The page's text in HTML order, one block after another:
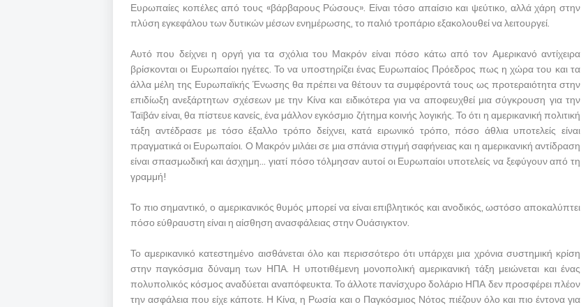
Ευρωπαίες κοπέλες από τους «βάρβαρους Ρώσους». Είναι τόσο απαίσιο και ψεύτικο, αλλά χάρη στην
πλύση εγκεφάλου των δυτικών μέσων ενημέρωσης, το παλιό τροπάριο εξακολουθεί να λειτουργεί.
Αυτό που δείχνει η οργή για τα σχόλια του Μακρόν είναι πόσο κάτω από τον Αμερικανό αντίχειρα
βρίσκονται οι Ευρωπαίοι ηγέτες. Το να υποστηρίζει ένας Ευρωπαίος Πρόεδρος πως η χώρα του και τα
άλλα μέλη της Ευρωπαϊκής Ένωσης θα πρέπει να θέτουν τα συμφέροντά τους ως προτεραιότητα στην
επιδίωξη ανεξάρτητων σχέσεων με την Κίνα και ειδικότερα για να αποφευχθεί μια σύγκρουση για την
Ταϊβάν είναι, θα πίστευε κανείς, ένα μάλλον εγκόσμιο ζήτημα κοινής λογικής. Το ότι η αμερικανική πολιτική
τάξη αντέδρασε με τόσο έξαλλο τρόπο δείχνει, κατά ειρωνικό τρόπο, πόσο άθλια υποτελείς είναι
πραγματικά οι Ευρωπαίοι. Ο Μακρόν μιλάει σε μια σπάνια στιγμή σαφήνειας και η αμερικανική αντίδραση
είναι σπασμωδική και άσχημη… γιατί πόσο τόλμησαν αυτοί οι Ευρωπαίοι υποτελείς να ξεφύγουν από τη
γραμμή!
Το πιο σημαντικό, ο αμερικανικός θυμός μπορεί να είναι επιβλητικός και ανοδικός, ωστόσο αποκαλύπτει
πόσο εύθραυστη είναι η αίσθηση ανασφάλειας στην Ουάσιγκτον.
Το αμερικανικό κατεστημένο αισθάνεται όλο και περισσότερο ότι υπάρχει μια χρόνια συστημική κρίση
στην παγκόσμια δύναμη των ΗΠΑ. Η υποτιθέμενη μονοπολική αμερικανική τάξη μειώνεται και ένας
πολυπολικός κόσμος αναδύεται αναπόφευκτα. Το άλλοτε πανίσχυρο δολάριο ΗΠΑ δεν προσφέρει πλέον
την ασφάλεια που είχε κάποτε. Η Κίνα, η Ρωσία και ο Παγκόσμιος Νότος πιέζουν όλο και πιο έντονα για